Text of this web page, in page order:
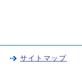
サイトマップ